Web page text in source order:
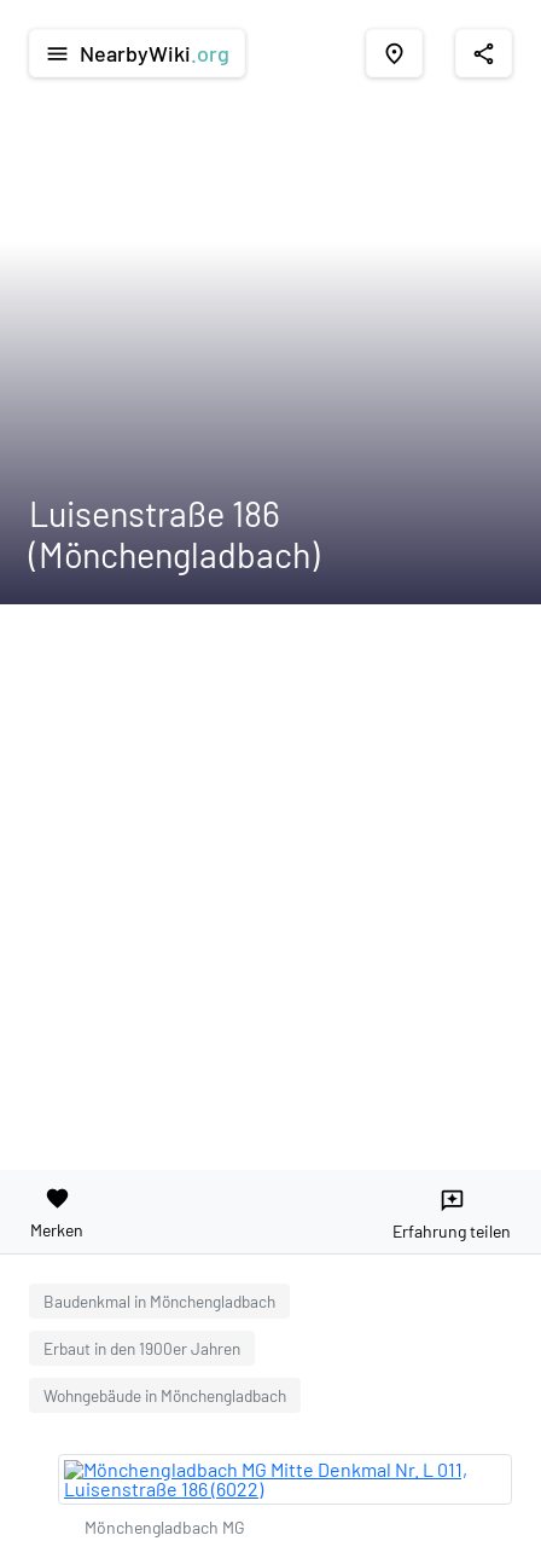
menu NearbyWiki .org place share
Luisenstraße 186
(Mönchengladbach)
favorite
Merken
reviews
Erfahrung teilen
Baudenkmal in Mönchengladbach
Erbaut in den 1900er Jahren
Wohngebäude in Mönchengladbach
Mönchengladbach MG